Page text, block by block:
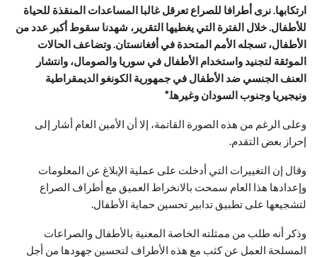
ارتكابها. نرى أطرافا للصراع تعرقل غالبا المساعدات المنقذة للحياة
للأطفال. خلال الفترة التي يغطيها التقرير، شهدنا سقوط أكبر عدد من
الأطفال، تسجله الأمم المتحدة في أفغانستان. وتضاعف الحالات
الموثقة لتجنيد واستخدام الأطفال في سوريا والصومال، وانتشار
العنف الجنسي ضد الأطفال في جمهورية الكونغو الديمقراطية
ونيجيريا وجنوب السودان وغيرها.”
وعلى الرغم من هذه الصورة القاتمة، إلا أن الأمين العام أشار إلى
إحراز بعض التقدم.
وقال إن التغييرات التي أدخلت على عملية الإبلاغ عن المعلومات
وإعدادها هذا العام سمحت بالانخراط العميق مع أطراف الصراع
لتشجيعها على تطبيق تدابير تحسين حماية الأطفال.
وذكر أنه طلب من ممثلته الخاصة المعنية بالأطفال والصراعات
المسلحة العمل عن كثب مع هذه الأطراف لتحسين جهودها من أجل